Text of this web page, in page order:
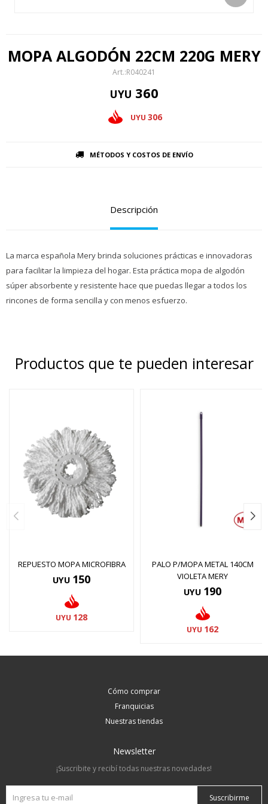
MOPA ALGODÓN 22CM 220G MERY
R040241
UYU 360
UYU 306
MÉTODOS Y COSTOS DE ENVÍO
Descripción
La marca española Mery brinda soluciones prácticas e innovadoras
para facilitar la limpieza del hogar. Esta práctica mopa de algodón
súper absorbente y resistente hace que puedas llegar a todos los
rincones de forma sencilla y con menos esfuerzo.
Productos que te pueden interesar
REPUESTO MOPA MICROFIBRA
UYU 150
UYU 128
PALO P/MOPA METAL 140CM
VIOLETA MERY
UYU 190
UYU 162
Cómo comprar
Franquicias
Nuestras tiendas
Newsletter
¡Suscribite y recibí todas nuestras novedades!
Suscribirme